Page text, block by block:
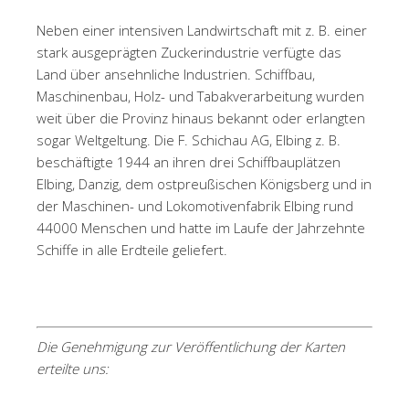
Neben einer intensiven Landwirtschaft mit z. B. einer
stark ausgeprägten Zuckerindustrie verfügte das
Land über ansehnliche Industrien. Schiffbau,
Maschinenbau, Holz- und Tabakverarbeitung wurden
weit über die Provinz hinaus bekannt oder erlangten
sogar Weltgeltung. Die F. Schichau AG, Elbing z. B.
beschäftigte 1944 an ihren drei Schiffbauplätzen
Elbing, Danzig, dem ostpreußischen Königsberg und in
der Maschinen- und Lokomotivenfabrik Elbing rund
44000 Menschen und hatte im Laufe der Jahrzehnte
Schiffe in alle Erdteile geliefert.
Die Genehmigung zur Veröffentlichung der Karten
erteilte uns: